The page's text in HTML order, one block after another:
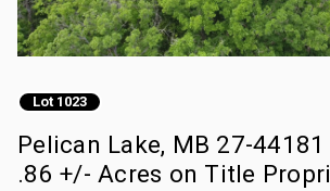
Lot 1023
Pelican Lake, MB 27-
.86 +/- Acres on Title